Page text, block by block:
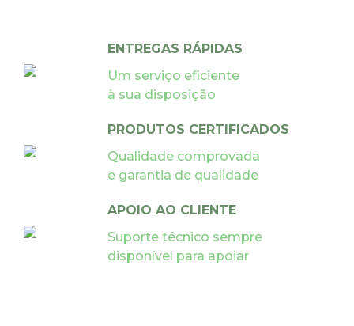
ENTREGAS RÁPIDAS
Um serviço eficiente
à sua disposição
PRODUTOS CERTIFICADOS
Qualidade comprovada
e garantia de qualidade
APOIO AO CLIENTE
Suporte técnico sempre
disponível para apoiar